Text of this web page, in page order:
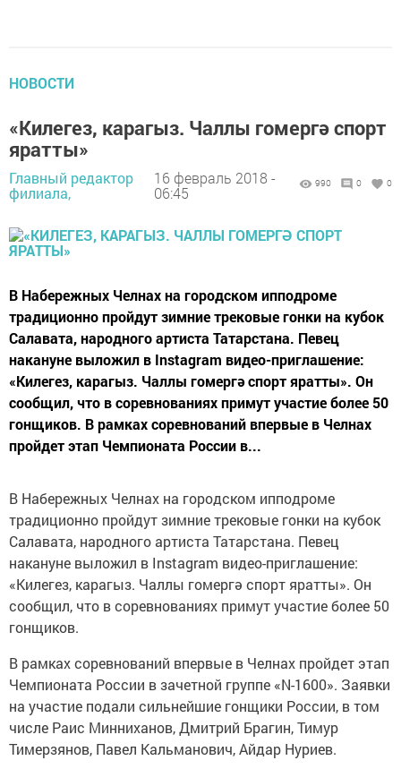
НОВОСТИ
«Килегез, карагыз. Чаллы гомергә спорт
яратты»
Главный редактор
филиала,
16 февраль 2018 -
06:45
990 0 0
В Набережных Челнах на городском ипподроме
традиционно пройдут зимние трековые гонки на кубок
Салавата, народного артиста Татарстана. Певец
накануне выложил в Instagram видео-приглашение:
«Килегез, карагыз. Чаллы гомергә спорт яратты». Он
сообщил, что в соревнованиях примут участие более 50
гонщиков. В рамках соревнований впервые в Челнах
пройдет этап Чемпионата России в...
В Набережных Челнах на городском ипподроме
традиционно пройдут зимние трековые гонки на кубок
Салавата, народного артиста Татарстана. Певец
накануне выложил в Instagram видео-приглашение:
«Килегез, карагыз. Чаллы гомергә спорт яратты». Он
сообщил, что в соревнованиях примут участие более 50
гонщиков.
В рамках соревнований впервые в Челнах пройдет этап
Чемпионата России в зачетной группе «N-1600». Заявки
на участие подали сильнейшие гонщики России, в том
числе Раис Минниханов, Дмитрий Брагин, Тимур
Тимерзянов, Павел Кальманович, Айдар Нуриев.